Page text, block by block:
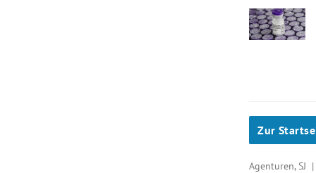
Zur
Agenturen,